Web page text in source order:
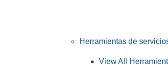
Herramientas de
View All